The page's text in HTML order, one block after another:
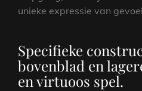
unieke expressie van
Specifieke
bovenblad en
en virtuoos spel.